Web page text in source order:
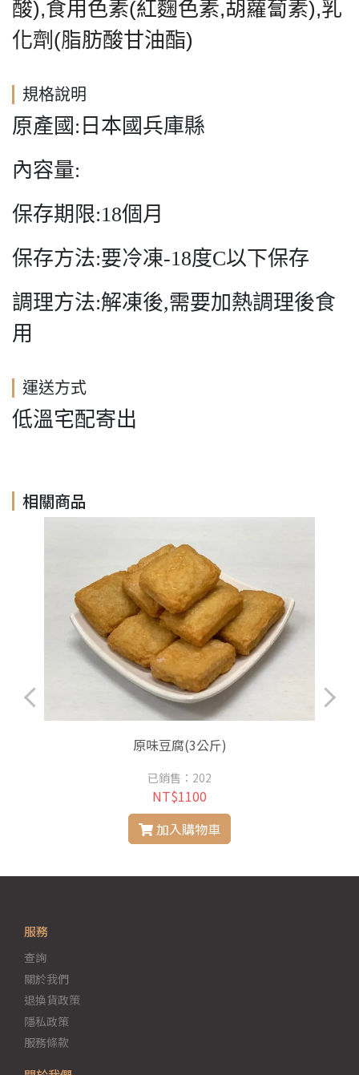
酸),食用色素(紅麴色素,胡蘿蔔素),乳
化劑(脂肪酸甘油酯)
規格說明
原產國:日本國兵庫縣
內容量:
保存期限:18個月
保存方法:要冷凍-18度C以下保存
調理方法:解凍後,需要加熱調理後食
用
運送方式
低溫宅配寄出
相關商品
原味豆腐(3公斤)
已銷售：202
NT$1100
加入購物車
服務
查詢
關於我們
退換貨政策
隱私政策
服務條款